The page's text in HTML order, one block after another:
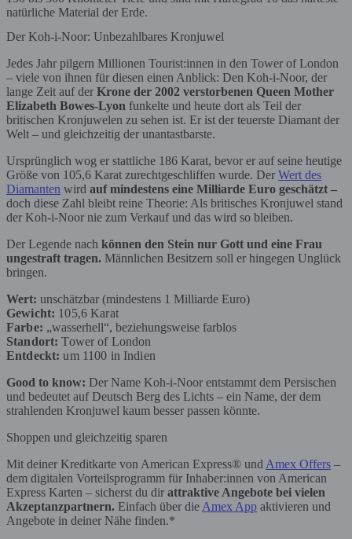
natürliche Material der Erde.
Der Koh-i-Noor: Unbezahlbares Kronjuwel
Jedes Jahr pilgern Millionen Tourist:innen in den Tower of London
– viele von ihnen für diesen einen Anblick: Den Koh-i-Noor, der
lange Zeit auf der Krone der 2002 verstorbenen Queen Mother
Elizabeth Bowes-Lyon funkelte und heute dort als Teil der
britischen Kronjuwelen zu sehen ist. Er ist der teuerste Diamant der
Welt – und gleichzeitig der unantastbarste.
Ursprünglich wog er stattliche 186 Karat, bevor er auf seine heutige
Größe von 105,6 Karat zurechtgeschliffen wurde. Der Wert des
Diamanten wird auf mindestens eine Milliarde Euro geschätzt –
doch diese Zahl bleibt reine Theorie: Als britisches Kronjuwel stand
der Koh-i-Noor nie zum Verkauf und das wird so bleiben.
Der Legende nach können den Stein nur Gott und eine Frau
ungestraft tragen. Männlichen Besitzern soll er hingegen Unglück
bringen.
Wert: unschätzbar (mindestens 1 Milliarde Euro)
Gewicht: 105,6 Karat
Farbe: „wasserhell“, beziehungsweise farblos
Standort: Tower of London
Entdeckt: um 1100 in Indien
Good to know: Der Name Koh-i-Noor entstammt dem Persischen
und bedeutet auf Deutsch Berg des Lichts – ein Name, der dem
strahlenden Kronjuwel kaum besser passen könnte.
Shoppen und gleichzeitig sparen
Mit deiner Kreditkarte von American Express® und Amex Offers –
dem digitalen Vorteilsprogramm für Inhaber:innen von American
Express Karten – sicherst du dir attraktive Angebote bei vielen
Akzeptanzpartnern. Einfach über die Amex App aktivieren und
Angebote in deiner Nähe finden.*